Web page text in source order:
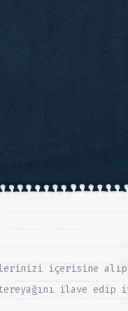
içerisine
ilave edip